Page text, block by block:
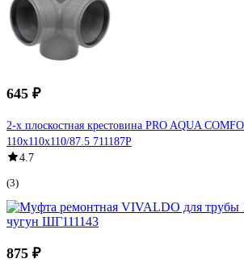
645 ₽
2-х плоскостная крестовина PRO AQUA
110x110x110/87.5 711187P
4.7
(3)
875 ₽